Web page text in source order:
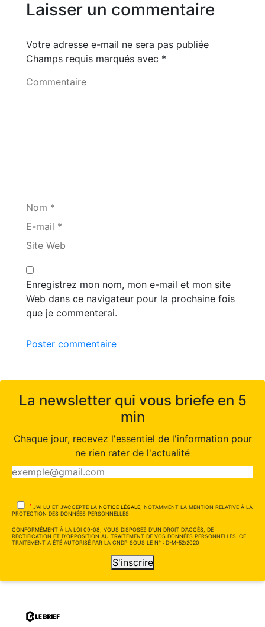
Laisser un commentaire
Votre adresse e-mail ne sera pas publiée
Champs requis marqués avec *
Commentaire
Nom *
E-mail *
Site Web
Enregistrez mon nom, mon e-mail et mon site
Web dans ce navigateur pour la prochaine fois
que je commenterai.
Poster commentaire
La newsletter qui vous briefe en 5
min
Chaque jour, recevez l'essentiel de l'information pour
ne rien rater de l'actualité
* J'AI LU ET J'ACCEPTE LA NOTICE LÉGALE , NOTAMMENT LA MENTION RELATIVE À LA
PROTECTION DES DONNÉES PERSONNELLES
CONFORMÉMENT À LA LOI 09-08, VOUS DISPOSEZ D'UN DROIT D'ACCÈS, DE
RECTIFICATION ET D'OPPOSITION AU TRAITEMENT DE VOS DONNÉES PERSONNELLES. CE
TRAITEMENT A ÉTÉ AUTORISÉ PAR LA CNDP SOUS LE N° : D-M-52/2020
S'inscrire